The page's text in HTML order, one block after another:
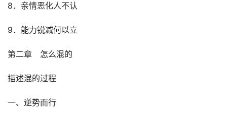
8．亲情恶化人不认
9．能力锐减何以立
第二章　怎么混的
描述混的过程
一、逆势而行